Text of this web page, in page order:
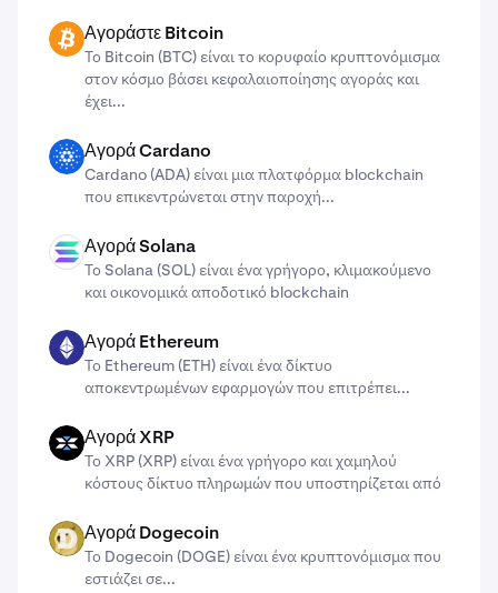
BTC Αγοράστε Bitcoin
Το Bitcoin (BTC) είναι το κορυφαίο κρυπτονόμισμα
στον κόσμο βάσει κεφαλαιοποίησης αγοράς και
έχει...
ADA Αγορά Cardano
Cardano (ADA) ​​είναι μια πλατφόρμα blockchain
που επικεντρώνεται στην παροχή...
SOL Αγορά Solana
Το Solana (SOL) είναι ένα γρήγορο, κλιμακούμενο
και οικονομικά αποδοτικό blockchain
ETH Αγορά Ethereum
Το Ethereum (ETH) είναι ένα δίκτυο
αποκεντρωμένων εφαρμογών που επιτρέπει...
X Αγορά XRP
Το XRP (XRP) είναι ένα γρήγορο και χαμηλού
κόστους δίκτυο πληρωμών που υποστηρίζεται από
DOGE Αγορά Dogecoin
Το Dogecoin (DOGE) είναι ένα κρυπτονόμισμα που
εστιάζει σε...